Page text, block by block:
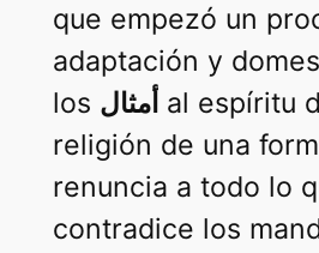
que empezó un
adaptación y
los أمثال al espíritu
religión de una
renuncia a todo lo
contradice los